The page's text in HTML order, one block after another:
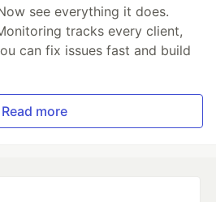
see everything it does.
tracks every client,
can fix issues fast and build
Read more